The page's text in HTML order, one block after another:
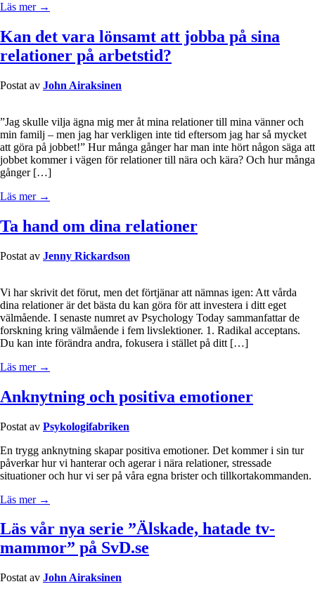
Läs mer →
Kan det vara lönsamt att jobba på sina
relationer på arbetstid?
Postat av John Airaksinen
”Jag skulle vilja ägna mig mer åt mina relationer till mina vänner och
min familj – men jag har verkligen inte tid eftersom jag har så mycket
att göra på jobbet!” Hur många gånger har man inte hört någon säga att
jobbet kommer i vägen för relationer till nära och kära? Och hur många
gånger […]
Läs mer →
Ta hand om dina relationer
Postat av Jenny Rickardson
Vi har skrivit det förut, men det förtjänar att nämnas igen: Att vårda
dina relationer är det bästa du kan göra för att investera i ditt eget
välmående. I senaste numret av Psychology Today sammanfattar de
forskning kring välmående i fem livslektioner. 1. Radikal acceptans.
Du kan inte förändra andra, fokusera i stället på ditt […]
Läs mer →
Anknytning och positiva emotioner
Postat av Psykologifabriken
En trygg anknytning skapar positiva emotioner. Det kommer i sin tur
påverkar hur vi hanterar och agerar i nära relationer, stressade
situationer och hur vi ser på våra egna brister och tillkortakommanden.
Läs mer →
Läs vår nya serie ”Älskade, hatade tv-
mammor” på SvD.se
Postat av John Airaksinen